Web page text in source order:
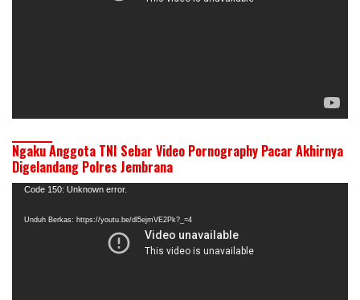
Ngaku Anggota TNI Sebar Video Pornography Pacar Akhirnya
Digelandang Polres Jembrana
Pemutar
Code 150: Unknown error.
Unduh Berkas: https://youtu.be/dl5ejmVE2Pk?_=4